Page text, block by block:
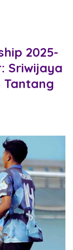
2025-
Sriwijaya
Tantang